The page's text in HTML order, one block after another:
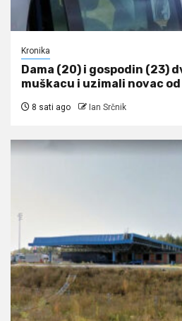
Kronika
Dama (20) i gospodin (23)
muškacu i uzimali novac
8 sati ago Ian Srčnik